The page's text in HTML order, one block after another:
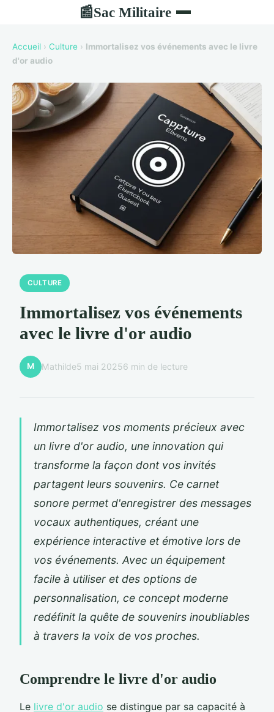
📰Sac Militaire
Accueil › Culture › Immortalisez vos événements avec le livre
d'or audio
CULTURE
Immortalisez vos événements
avec le livre d'or audio
M Mathilde5 mai 20256 min de lecture
Immortalisez vos moments précieux avec
un livre d'or audio, une innovation qui
transforme la façon dont vos invités
partagent leurs souvenirs. Ce carnet
sonore permet d'enregistrer des messages
vocaux authentiques, créant une
expérience interactive et émotive lors de
vos événements. Avec un équipement
facile à utiliser et des options de
personnalisation, ce concept moderne
redéfinit la quête de souvenirs inoubliables
à travers la voix de vos proches.
Comprendre le livre d'or audio
Le livre d'or audio se distingue par sa capacité à